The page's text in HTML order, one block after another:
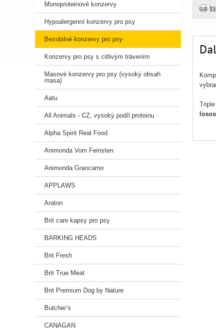
šípky
Monoproteinové konzervy
Hypoalergenní konzervy pro psy
Bezobilné konzervy pro psy
Konzervy pro psy s citlivým trávením
Masové konzervy pro psy (vysoký obsah
masa)
Aatu
All Animals - CZ, vysoký podíl proteinu
Alpha Spirit Real Food
Animonda Vom Feinsten
Animonda Grancarno
APPLAWS
Araton
Brit care kapsy pro psy
BARKING HEADS
Brit Fresh
Brit True Meat
Brit Premium Dog by Nature
Butcher’s
CANAGAN